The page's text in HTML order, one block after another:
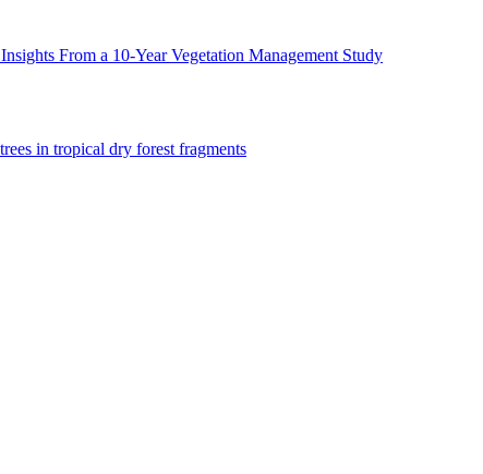
From a 10-Year Vegetation Management Study
in tropical dry forest fragments